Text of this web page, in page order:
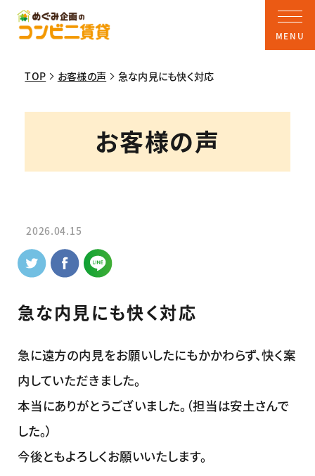
TOP お客様の声 急な内見にも快く対応
お客様の声
2026.04.15
急な内見にも快く対応
急に遠方の内見をお願いしたにもかかわらず、快く案
内していただきました。
本当にありがとうございました。（担当は安土さんで
した。）
今後ともよろしくお願いいたします。